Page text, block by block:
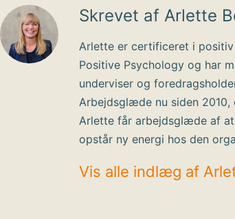
Skrevet af Arlette
Arlette er certificeret i
Positive Psychology og har
underviser og
Arbejdsglæde nu siden
Arlette får arbejdsglæde af
opstår ny energi hos den
Vis alle indlæg af